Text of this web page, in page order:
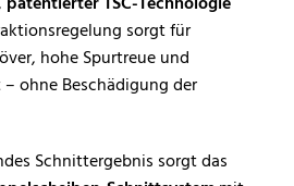
sorgt für
hohe Spurtreue und
ohne Beschädigung der
Schnittergebnis sorgt das